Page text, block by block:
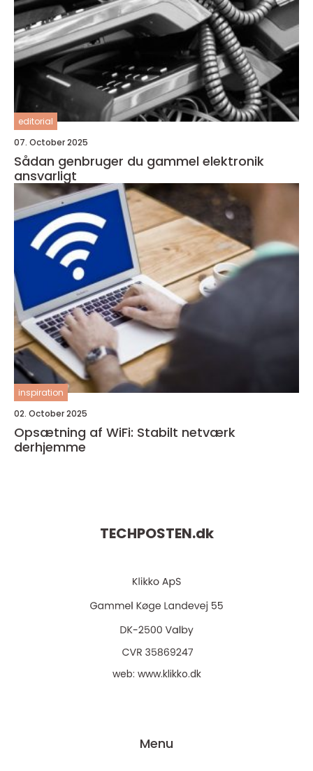
editorial
07. October 2025
Sådan genbruger du gammel elektronik
ansvarligt
inspiration
02. October 2025
Opsætning af WiFi: Stabilt netværk
derhjemme
TECHPOSTEN.dk
web: www.klikko.dk
Menu